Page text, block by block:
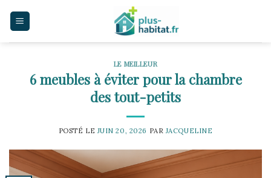
LE MEILLEUR
6 meubles à éviter pour la chambre
des tout-petits
POSTÉ LE JUIN 20, 2026 PAR JACQUELINE